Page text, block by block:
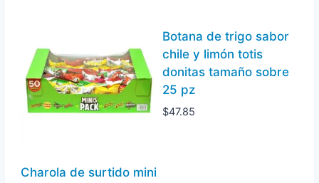
tostitos,
fritos,
rancheritos,
piezas
Charola de surtido mini
Botana de trigo sabor
chile y limón totis
donitas tamaño sobre
25 pz
$47.85